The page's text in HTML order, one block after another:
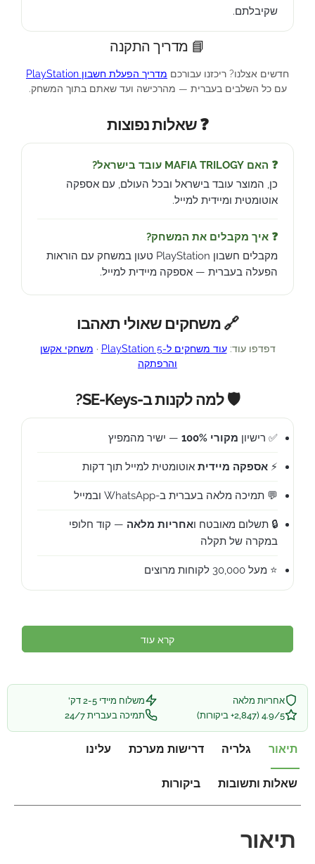
שקיבלתם.
📘 מדריך התקנה
חדשים אצלנו? ריכזנו עבורכם מדריך הפעלת חשבון PlayStation
עם כל השלבים בעברית — מהרכישה ועד שאתם בתוך המשחק.
❓ שאלות נפוצות
❓ האם MAFIA TRILOGY עובד בישראל?
כן, המוצר עובד בישראל ובכל העולם, עם אספקה
אוטומטית ומיידית למייל.
❓ איך מקבלים את המשחק?
מקבלים חשבון PlayStation טעון במשחק עם הוראות
הפעלה בעברית — אספקה מיידית למייל.
🔗 משחקים שאולי תאהבו
דפדפו עוד:עוד משחקים ל-PlayStation 5 · משחקי אקשן
והרפתקה
🛡️ למה לקנות ב-SE-Keys?
✅ רישיון מקורי 100% — ישיר מהמפיץ
⚡ אספקה מיידית אוטומטית למייל תוך דקות
💬 תמיכה מלאה בעברית ב-WhatsApp ובמייל
🔒 תשלום מאובטח ואחריות מלאה — קוד חלופי
במקרה של תקלה
⭐ מעל 30,000 לקוחות מרוצים
קרא עוד
אחריות מלאה
משלוח מיידי 2-5 דק'
4.9/5 (2,847+ ביקורות)
תמיכה בעברית 24/7
תיאור גלריה דרישות מערכת עלינו
שאלות ותשובות ביקורות
תיאור